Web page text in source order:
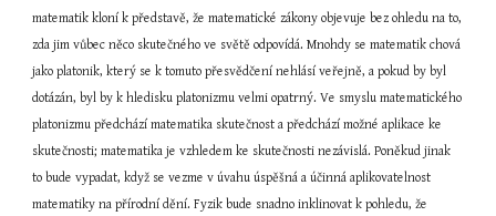
matematik kloní k představě, že matematické zákony objevuje bez ohledu na to,
zda jim vůbec něco skutečného ve světě odpovídá. Mnohdy se matematik chová
jako platonik, který se k tomuto přesvědčení nehlásí veřejně, a pokud by byl
dotázán, byl by k hledisku platonizmu velmi opatrný. Ve smyslu matematického
platonizmu předchází matematika skutečnost a předchází možné aplikace ke
skutečnosti; matematika je vzhledem ke skutečnosti nezávislá. Poněkud jinak
to bude vypadat, když se vezme v úvahu úspěšná a účinná aplikovatelnost
matematiky na přírodní dění. Fyzik bude snadno inklinovat k pohledu, že